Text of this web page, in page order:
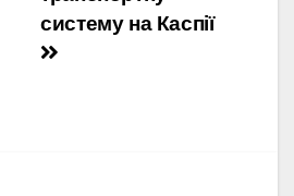
систему на Каспії